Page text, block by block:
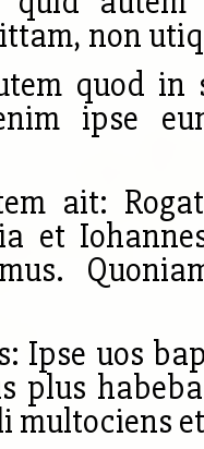
non
quod
ipse
ait:
et
Ipse uos
plus
multociens